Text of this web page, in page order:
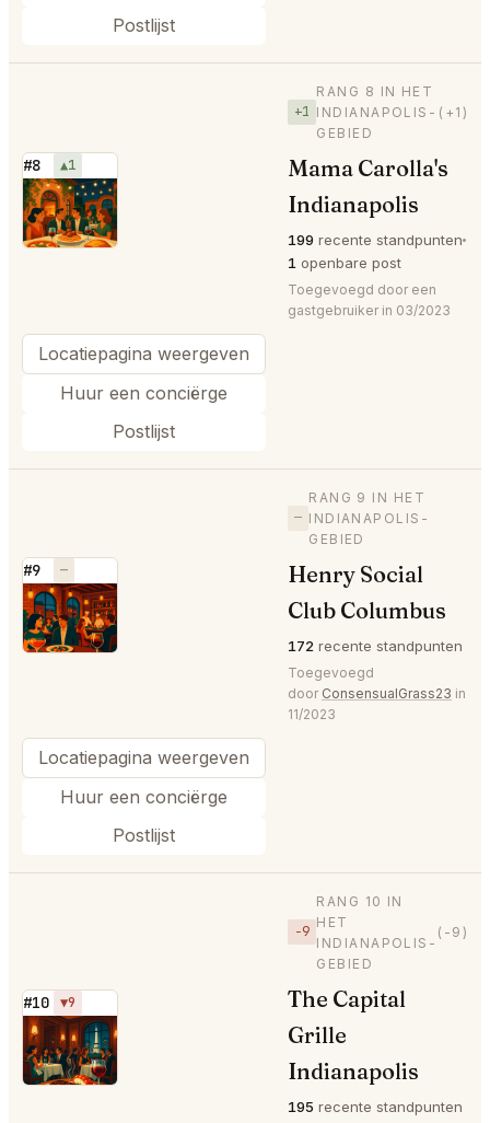
Postlijst
#8 ▲1
⭐
+1
RANG 8 IN HET
INDIANAPOLIS-
GEBIED
(+1)
Mama Carolla's
Indianapolis
199 recente standpunten
1 openbare post
Toegevoegd door een
gastgebruiker in 03/2023
Locatiepagina weergeven
Huur een conciërge
Postlijst
#9 —
⭐
—
RANG 9 IN HET
INDIANAPOLIS-
GEBIED
Henry Social
Club Columbus
172 recente standpunten
Toegevoegd
door ConsensualGrass23 in
11/2023
Locatiepagina weergeven
Huur een conciërge
Postlijst
#10 ▼9
⭐
−9
RANG 10 IN
HET
INDIANAPOLIS-
GEBIED
(-9)
The Capital
Grille
Indianapolis
195 recente standpunten